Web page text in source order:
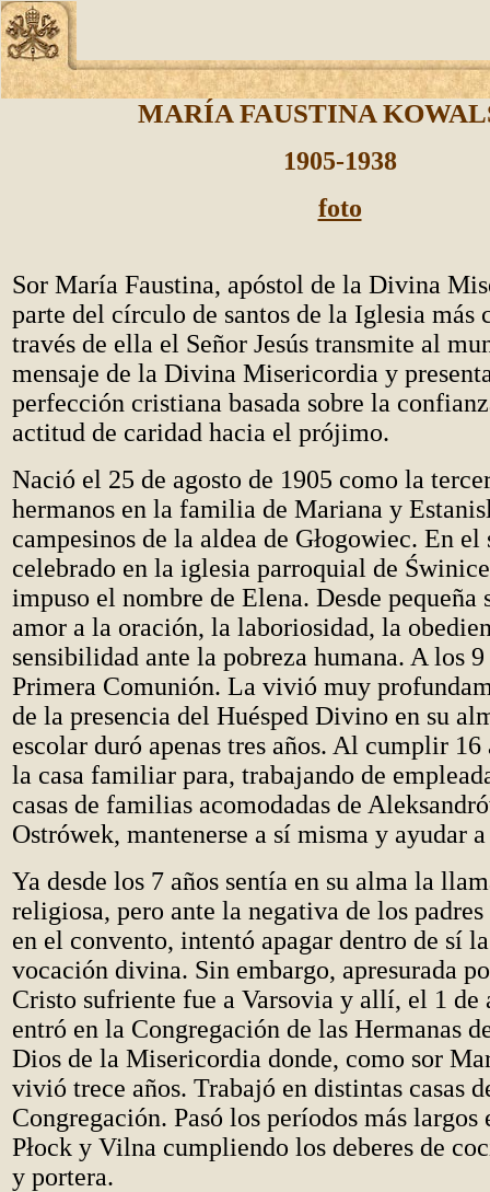
MARÍA FAUSTINA
1905-1938
foto
Sor María Faustina, apóstol de la Divina
parte del círculo de santos de la Iglesia más
través de ella el Señor Jesús transmite al
mensaje de la Divina Misericordia y
perfección cristiana basada sobre la
actitud de caridad hacia el prójimo.
Nació el 25 de agosto de 1905 como la
hermanos en la familia de Mariana y
campesinos de la aldea de Głogowiec. En el
celebrado en la iglesia parroquial de Ś
impuso el nombre de Elena. Desde pequeña
amor a la oración, la laboriosidad, la
sensibilidad ante la pobreza humana. A los
Primera Comunión. La vivió muy
de la presencia del Huésped Divino en su
escolar duró apenas tres años. Al cumplir 16
la casa familiar para, trabajando de
casas de familias acomodadas de
Ostrówek, mantenerse a sí misma y ayudar
Ya desde los 7 años sentía en su alma la
religiosa, pero ante la negativa de los padres
en el convento, intentó apagar dentro de sí
vocación divina. Sin embargo, apresurada
Cristo sufriente fue a Varsovia y allí, el 1 de
entró en la Congregación de las Hermanas
Dios de la Misericordia donde, como sor
vivió trece años. Trabajó en distintas casas
Congregación. Pasó los períodos más largos
Płock y Vilna cumpliendo los deberes de
y portera.